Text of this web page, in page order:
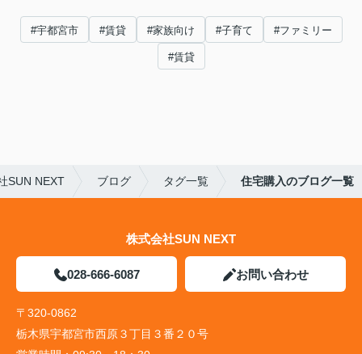
#宇都宮市 #賃貸 #家族向け #子育て #ファミリー
#賃貸
SUN NEXT ブログ タグ一覧 住宅購入のブログ一覧
株式会社SUN NEXT
028-666-6087 お問い合わせ
〒320-0862
栃木県宇都宮市西原３丁目３番２０号